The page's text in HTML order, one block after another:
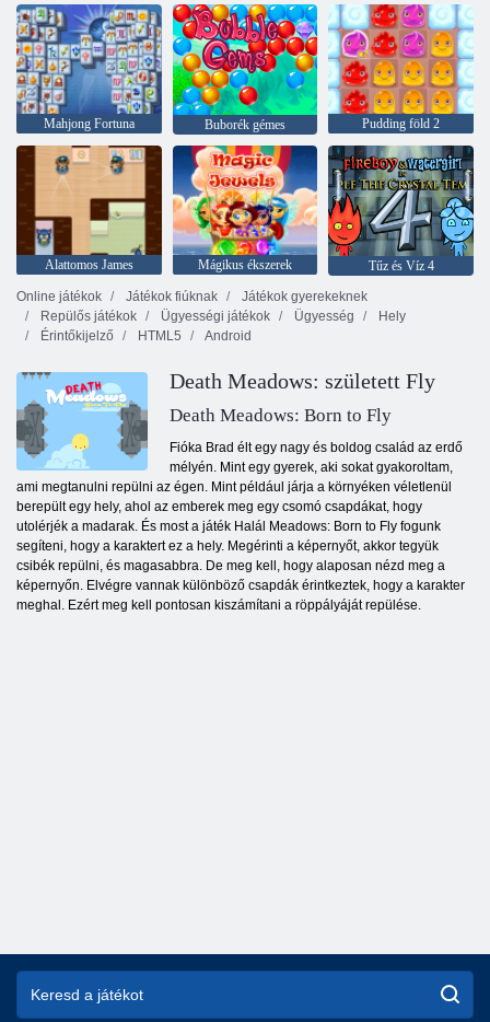
Mahjong Fortuna Buborék gémes Pudding föld 2
Alattomos James Mágikus ékszerek
Tűz és Víz 4
Online játékok
Játékok fiúknak
Játékok gyerekeknek
Repülős játékok
Ügyességi játékok Ügyesség
Hely
Érintőkijelző
HTML5 Android
Death Meadows: született Fly
Death Meadows: Born to Fly
Fióka Brad élt egy nagy és boldog család az erdő
mélyén. Mint egy gyerek, aki sokat gyakoroltam,
ami megtanulni repülni az égen. Mint például járja a környéken véletlenül
berepült egy hely, ahol az emberek meg egy csomó csapdákat, hogy
utolérjék a madarak. És most a játék Halál Meadows: Born to Fly fogunk
segíteni, hogy a karaktert ez a hely. Megérinti a képernyőt, akkor tegyük
csibék repülni, és magasabbra. De meg kell, hogy alaposan nézd meg a
képernyőn. Elvégre vannak különböző csapdák érintkeztek, hogy a karakter
meghal. Ezért meg kell pontosan kiszámítani a röppályáját repülése.